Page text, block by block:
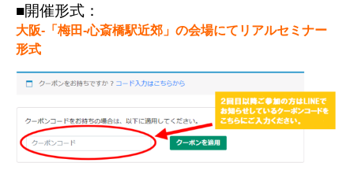
■開催形式：
大阪-「梅田-心斎橋駅近郊」の会場にてリアルセミナー
形式